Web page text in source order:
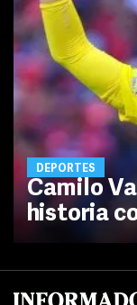
DEPORTES
Camilo
historia